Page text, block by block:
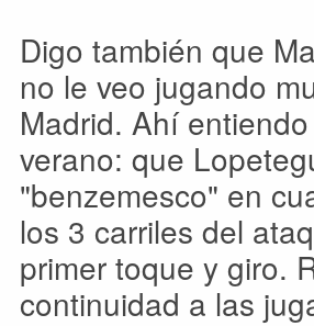
Digo también que
no le veo jugando
Madrid. Ahí
verano: que
"benzemesco" en
los 3 carriles del
primer toque y giro.
continuidad a las